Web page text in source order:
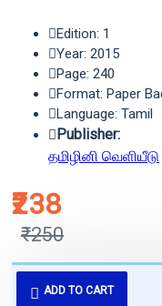
₹238
₹250
Edition: 1
Year: 2015
Page: 240
Format: Paper
Language: Tamil
Publisher:
தமிழினி வெளியீடு
ADD TO CART
புத்தகம் 3 - 7 நாட்களில்
வைக்கப்படும்.